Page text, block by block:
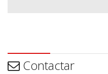
Contactar